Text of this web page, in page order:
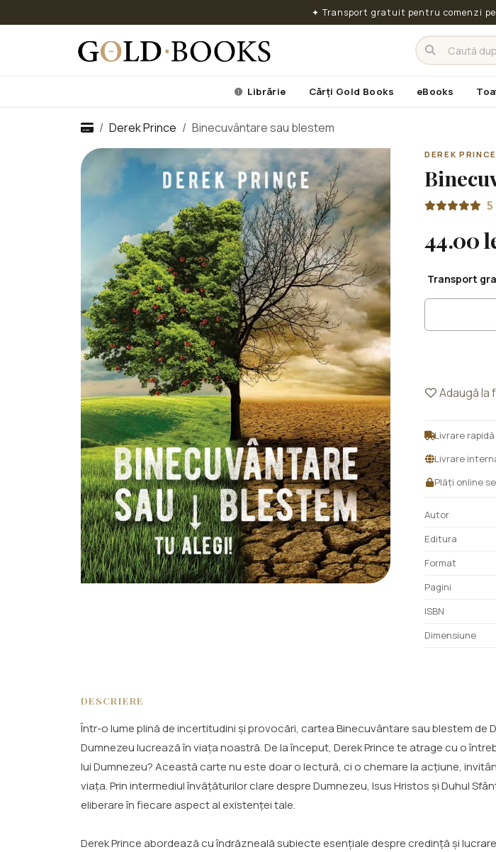
✦ Transport gratuit pentru comenzi
Librărie Cărți Gold Books eBooks
Derek Prince Binecuvântare sau blestem
DEREK PRINCE
5
44.00
Transport
Adaugă la
Livrare
Livrare
Plăți online
Autor
Editura
Format
Pagini
ISBN
Dimensiune
DESCRIERE
Într-o lume plină de incertitudini și provocări, cartea Binecuvântare sau blestem de
Dumnezeu lucrează în viața noastră. De la început, Derek Prince te atrage cu o
lui Dumnezeu? Această carte nu este doar o lectură, ci o chemare la acțiune,
viața. Prin intermediul învățăturilor clare despre Dumnezeu, Isus Hristos și Duhul
eliberare în fiecare aspect al existenței tale.
Derek Prince abordează cu îndrăzneală subiecte esențiale despre credință și